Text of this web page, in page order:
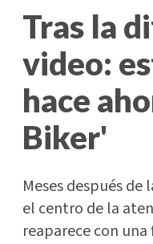
Tras la
video:
hace
Biker'
Meses después
el centro de la
reaparece con